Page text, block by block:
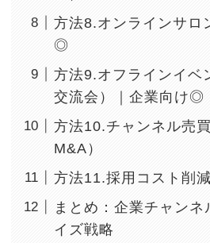
方法8.オンラインサロ
◎
方法9.オフラインイベ
交流会）｜企業向け◎
方法10.チャンネル売
M&A）
方法11.採用コスト削
まとめ：企業チャンネ
イズ戦略